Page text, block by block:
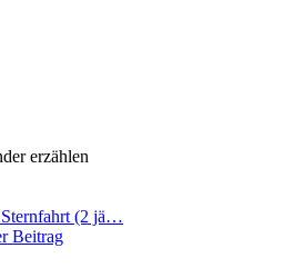
erzählen
(2 jä…
Beitrag